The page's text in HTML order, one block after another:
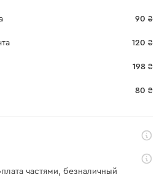
90 ₴
120 ₴
198 ₴
80 ₴
частями, безналичный